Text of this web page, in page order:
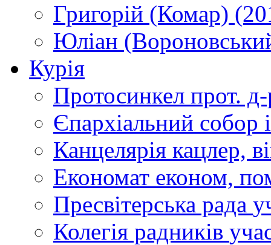
Григорій (Комар)
Юліан
Курія
Протосинкел прот.
Єпархіальний собор
Канцелярія кацлер,
Економат економ,
Пресвітерська рада
Колегія радників